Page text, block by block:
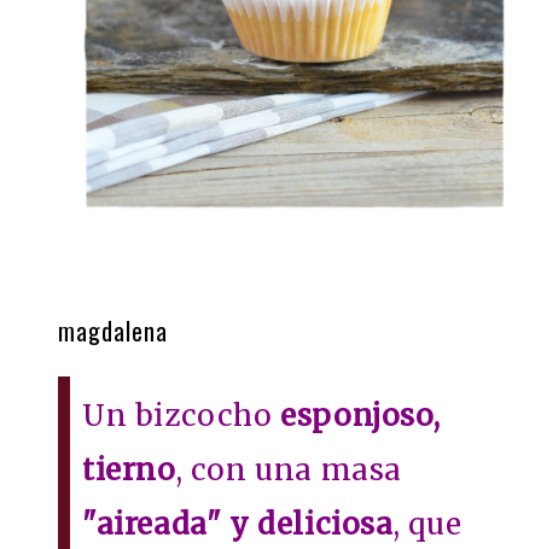
magdalena
Un bizcocho esponjoso,
tierno, con una masa
"aireada" y deliciosa, que